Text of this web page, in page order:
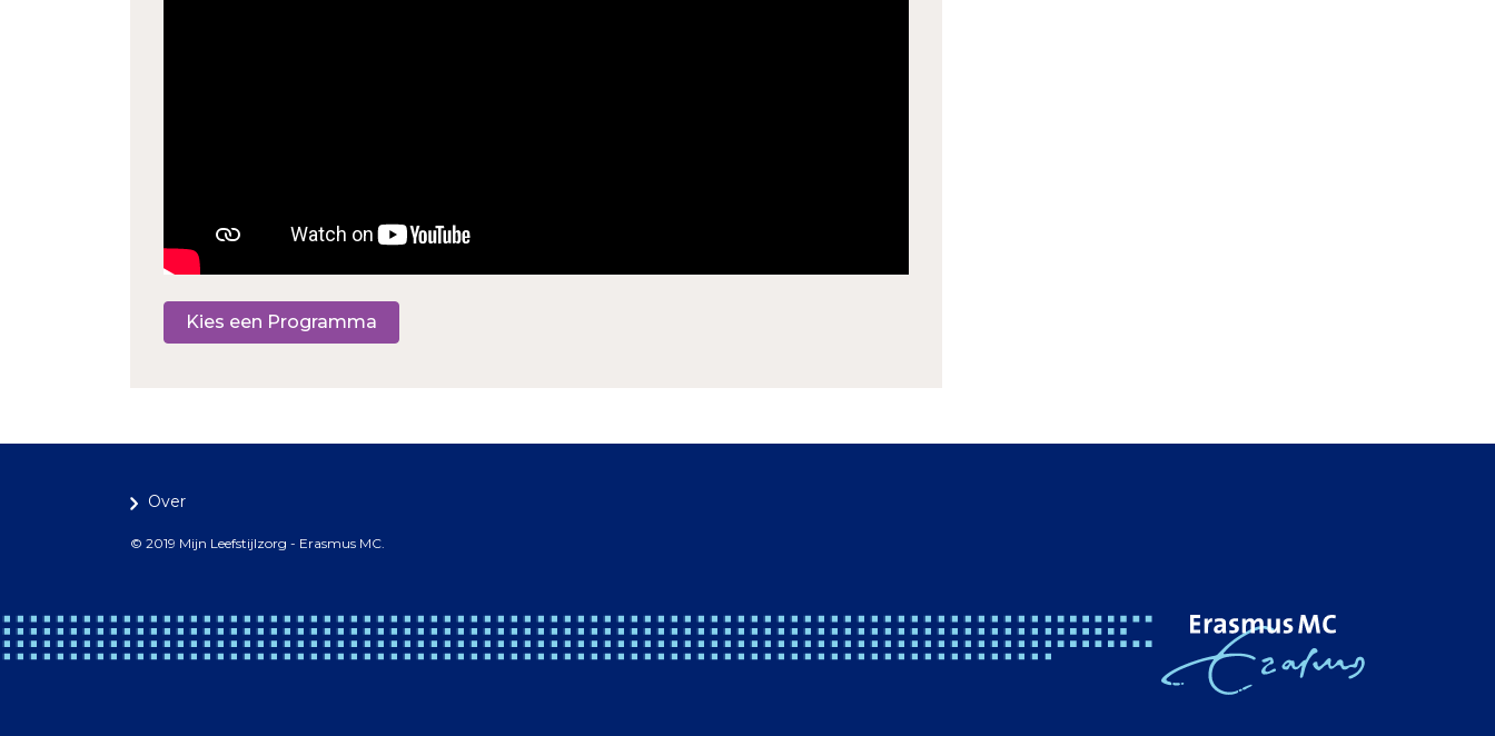
Kies een Programma
Over
© 2019 Mijn Leefstijlzorg - Erasmus MC.